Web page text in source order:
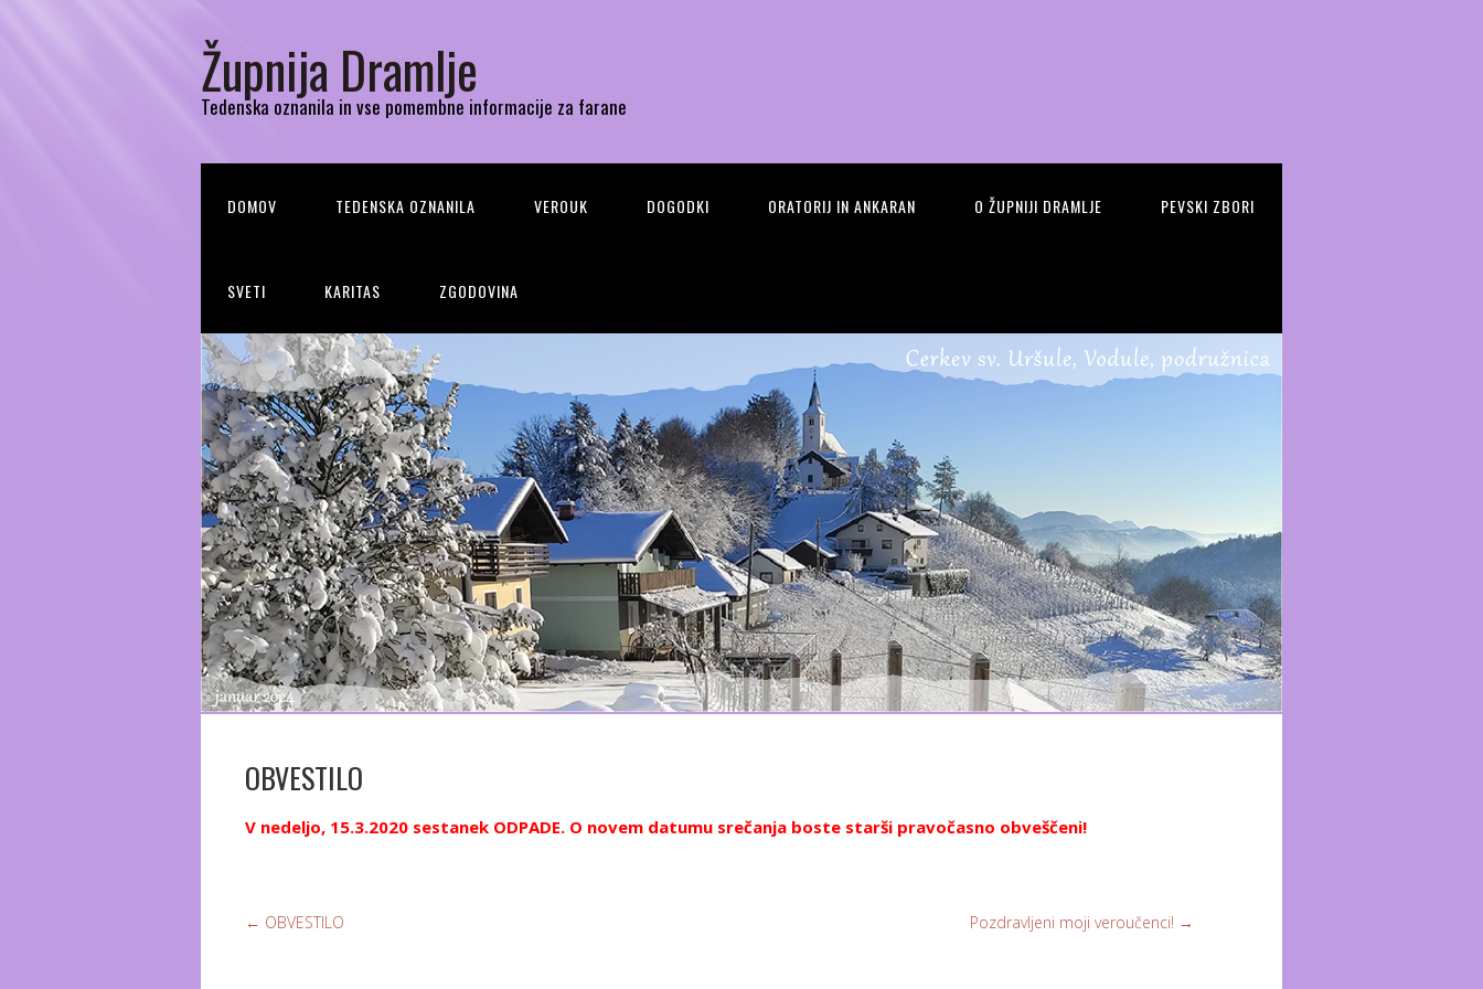
Župnija Dramlje
Tedenska oznanila in vse pomembne informacije za farane
DOMOV TEDENSKA OZNANILA VEROUK DOGODKI ORATORIJ IN ANKARAN O ŽUPNIJI DRAMLJE PEVSKI ZBORI
SVETI KARITAS ZGODOVINA
OBVESTILO
V nedeljo, 15.3.2020 sestanek ODPADE. O novem datumu srečanja boste starši pravočasno obveščeni!
← OBVESTILO Pozdravljeni moji veroučenci! →